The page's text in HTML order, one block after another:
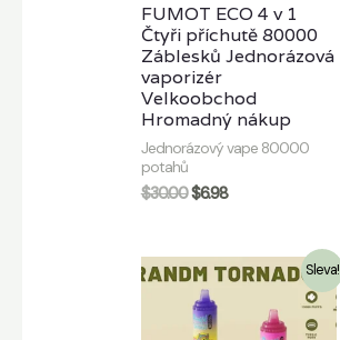
FUMOT ECO 4 v 1
Čtyři příchutě 80000
Záblesků Jednorázová
vaporizér
Velkoobchod
Hromadný nákup
Jednorázový vape 80000
potahů
$30.00$6.98
Sleva!